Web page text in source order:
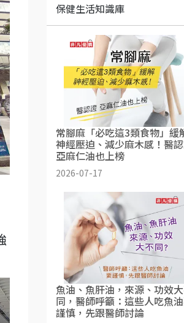
保健生活知識庫
常腳麻「必吃這3類食物」緩
神經壓迫、減少麻木感！醫
亞麻仁油也上榜
2026-07-17
魚油、魚肝油，來源、功效
同，醫師呼籲：這些人吃魚
謹慎，先跟醫師討論